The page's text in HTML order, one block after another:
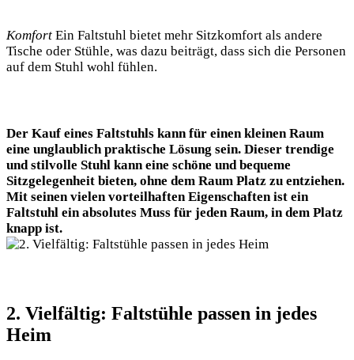
Komfort Ein Faltstuhl bietet mehr Sitzkomfort als andere
Tische oder Stühle, ​was⁣ dazu⁢ beiträgt, dass sich⁢ die Personen
auf dem Stuhl wohl fühlen.
Der Kauf eines⁤ Faltstuhls kann für einen⁢ kleinen Raum
eine⁢ unglaublich praktische Lösung sein. Dieser trendige
und stilvolle Stuhl ⁢kann eine schöne und bequeme
Sitzgelegenheit bieten, ohne dem Raum Platz zu entziehen.
Mit ‌seinen vielen vorteilhaften Eigenschaften ist ein
⁤Faltstuhl ein absolutes Muss⁤ für jeden Raum, in ‌dem Platz
‍knapp ⁤ist.⁣
2.⁢ Vielfältig: Faltstühle passen in jedes
Heim